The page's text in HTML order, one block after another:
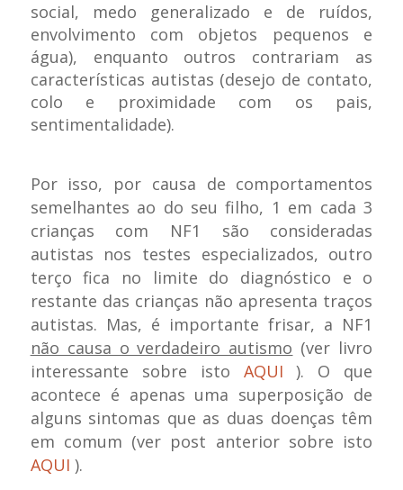
social, medo generalizado e de ruídos,
envolvimento com objetos pequenos e
água), enquanto outros contrariam as
características autistas (desejo de contato,
colo e proximidade com os pais,
sentimentalidade).
Por isso, por causa de comportamentos
semelhantes ao do seu filho, 1 em cada 3
crianças com NF1 são consideradas
autistas nos testes especializados, outro
terço fica no limite do diagnóstico e o
restante das crianças não apresenta traços
autistas. Mas, é importante frisar, a NF1
não causa o verdadeiro autismo (ver livro
interessante sobre isto AQUI ). O que
acontece é apenas uma superposição de
alguns sintomas que as duas doenças têm
em comum (ver post anterior sobre isto
AQUI ).